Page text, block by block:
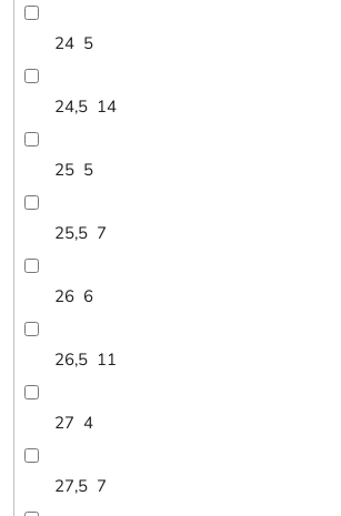
24 5
24,5 14
25 5
25,5 7
26 6
26,5 11
27 4
27,5 7